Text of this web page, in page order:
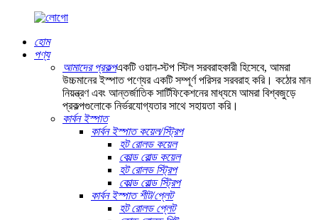
হোম
পণ্য
আমাদের প্রকল্পএকটি ওয়ান-স্টপ স্টিল সরবরাহকারী হিসেবে, আমরা
উচ্চমানের ইস্পাত পণ্যের একটি সম্পূর্ণ পরিসর সরবরাহ করি। কঠোর মান
নিয়ন্ত্রণ এবং আন্তর্জাতিক সার্টিফিকেশনের মাধ্যমে আমরা বিশ্বজুড়ে
প্রকল্পগুলোকে নির্ভরযোগ্যতার সাথে সহায়তা করি।
কার্বন ইস্পাত
কার্বন ইস্পাত কয়েল/স্ট্রিপ
হট রোলড কয়েল
কোল্ড রোল্ড কয়েল
হট রোলড স্ট্রিপ
কোল্ড রোল্ড স্ট্রিপ
কার্বন ইস্পাত শীট/প্লেট
হট রোলড প্লেট